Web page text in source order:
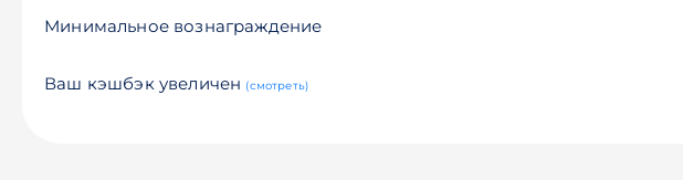
Минимальное вознаграждение
Ваш кэшбэк увеличен (смотреть)